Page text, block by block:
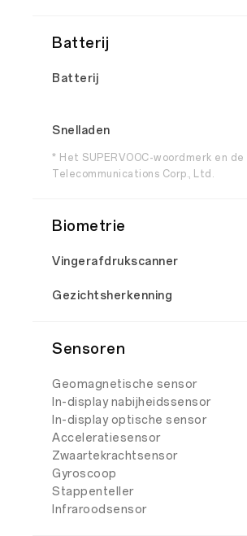
Batterij
Batterij
Snelladen
* Het SUPERVOOC-woordmerk en
Telecommunications Corp., Ltd.
Biometrie
Vingerafdrukscanner
Gezichtsherkenning
Sensoren
Geomagnetische sensor
In-display nabijheidssensor
In-display optische sensor
Acceleratiesensor
Zwaartekrachtsensor
Gyroscoop
Stappenteller
Infraroodsensor